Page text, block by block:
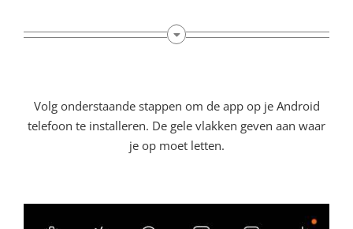
Volg onderstaande stappen om de app op je Android
telefoon te installeren. De gele vlakken geven aan waar
je op moet letten.